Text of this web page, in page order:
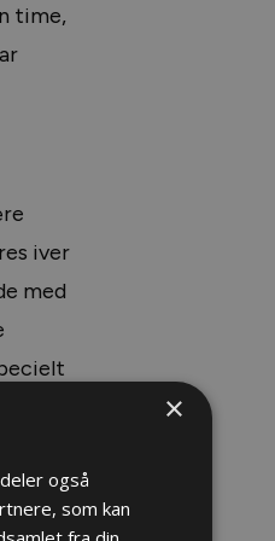
time,
iver
med
×
også
som kan